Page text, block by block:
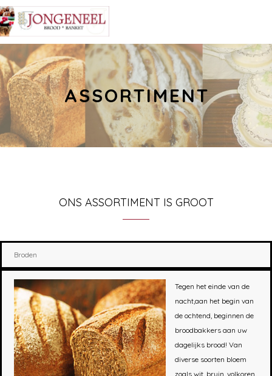
ASSORTIMENT
ONS ASSORTIMENT IS GROOT
Broden
Tegen het einde van de
nacht,aan het begin van
de ochtend, beginnen de
broodbakkers aan uw
dagelijks brood! Van
diverse soorten bloem
zoals wit, bruin, volkoren,